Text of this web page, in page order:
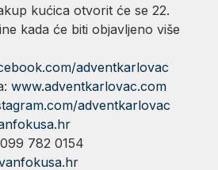
kućica otvorit će se 22.
kada će biti objavljeno više
adventkarlovac
www.adventkarlovac.com
adventkarlovac
782 0154